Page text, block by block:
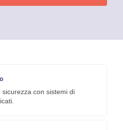
sicurezza con sistemi di